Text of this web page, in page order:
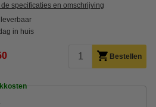
de specificaties en omschrijving
in huis
Bestellen